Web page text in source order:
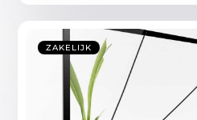
ZAKELIJK